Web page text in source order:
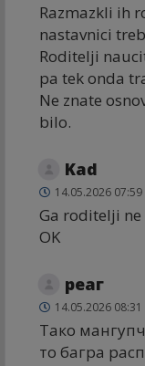
Razmazkli ih
nastavnici
Roditelji
pa tek onda
Ne znate
bilo.
Kad
14.05.2026 07:59
Ga roditelji ne
OK
реаг
14.05.2026 08:31
Тако
то багра